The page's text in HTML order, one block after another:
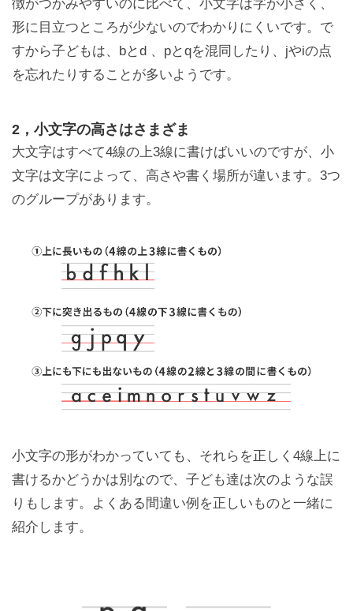
徴がつかみやすいのに比べて、小文字は字が小さく、
形に目立つところが少ないのでわかりにくいです。で
すから子どもは、bとd 、pとqを混同したり、jやiの点
を忘れたりすることが多いようです。
2，小文字の高さはさまざま
大文字はすべて4線の上3線に書けばいいのですが、小
文字は文字によって、高さや書く場所が違います。3つ
のグループがあります。
小文字の形がわかっていても、それらを正しく4線上に
書けるかどうかは別なので、子ども達は次のような誤
りもします。よくある間違い例を正しいものと一緒に
紹介します。